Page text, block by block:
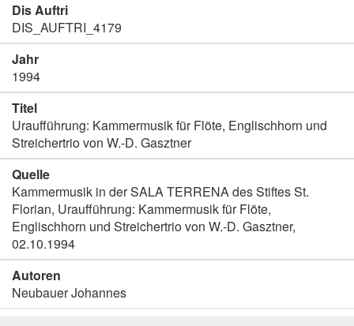
Dis Auftri
DIS_AUFTRI_4179
Jahr
1994
Titel
Uraufführung: Kammermusik für Flöte, Englischhorn und
Streichertrio von W.-D. Gasztner
Quelle
Kammermusik in der SALA TERRENA des Stiftes St.
Florian, Uraufführung: Kammermusik für Flöte,
Englischhorn und Streichertrio von W.-D. Gasztner,
02.10.1994
Autoren
Neubauer Johannes